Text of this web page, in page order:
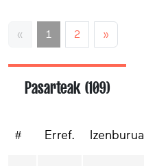
« 1 2 »
Pasarteak (109)
# Erref. Izenburua